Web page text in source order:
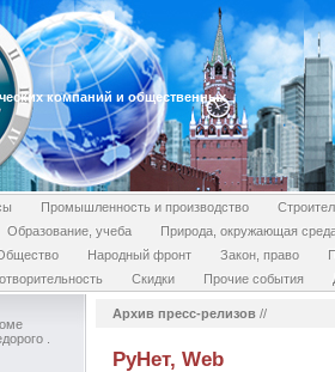
компаний и общественных
Промышленность и производство
Образование, учеба
Природа, окружающая
Народный фронт Закон, право
Скидки Прочие события
.
Архив пресс-релизов //
РуНет, Web